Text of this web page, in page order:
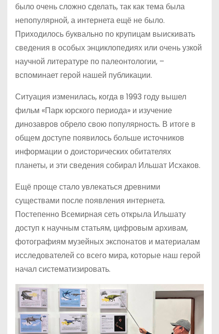
было очень сложно сделать, так как тема была
непопулярной, а интернета ещё не было.
Приходилось буквально по крупицам выискивать
сведения в особых энциклопедиях или очень узкой
научной литературе по палеонтологии, –
вспоминает герой нашей публикации.
Ситуация изменилась, когда в 1993 году вышел
фильм «Парк юрского периода» и изучение
динозавров обрело свою популярность. В итоге в
общем доступе появилось больше источников
информации о доисторических обитателях
планеты, и эти сведения собирал Ильшат Исхаков.
Ещё проще стало увлекаться древними
существами после появления интернета.
Постепенно Всемирная сеть открыла Ильшату
доступ к научным статьям, цифровым архивам,
фотографиям музейных экспонатов и материалам
исследователей со всего мира, которые наш герой
начал систематизировать.